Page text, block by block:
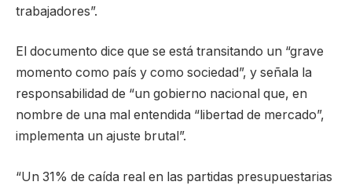
trabajadores”.
El documento dice que se está transitando un “grave
momento como país y como sociedad”, y señala la
responsabilidad de “un gobierno nacional que, en
nombre de una mal entendida “libertad de mercado”,
implementa un ajuste brutal”.
“Un 31% de caída real en las partidas presupuestarias